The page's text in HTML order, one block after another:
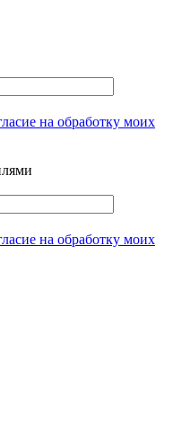
на обработку моих
на обработку моих